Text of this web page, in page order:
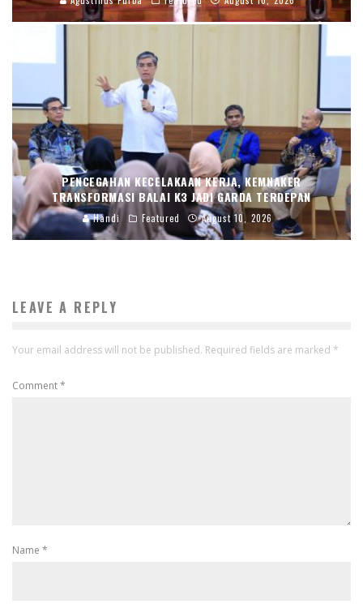
PENCEGAHAN KECELAKAAN KERJA, KEMNAKER
TRANSFORMASI BALAI K3 JADI GARDA TERDEPAN
Handi Featured August 10, 2026
LEAVE A REPLY
Your email address will not be published. Required fields are marked *
Comment*
Name *